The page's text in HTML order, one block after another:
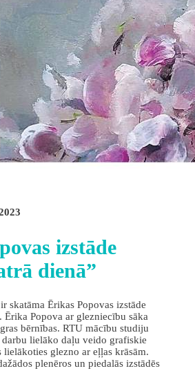
izstāde
dienā”
skatāma Ērikas Popovas izstāde
Ērika Popova ar glezniecību sāka
bērnības. RTU mācību studiju
lielāko daļu veido grafiskie
lielākoties glezno ar eļļas krāsām.
plenēros un piedalās izstādēs